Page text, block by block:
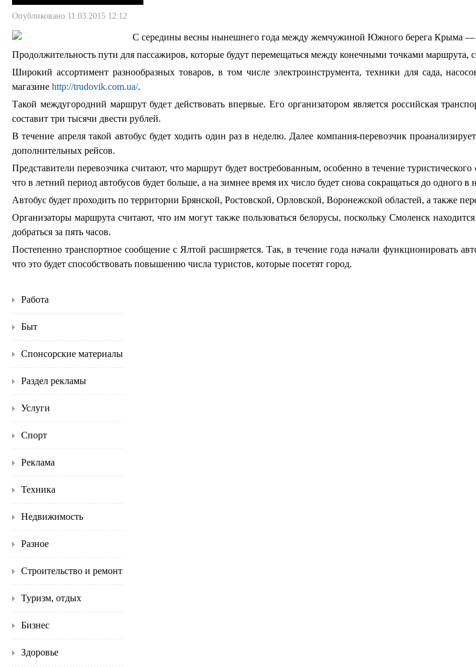
Опубликовано 11.03.2015 12:12
С середины весны нынешнего года между жемчужиной Южного берега Крыма —
Продолжительность пути для пассажиров, которые будут перемещаться между конечными точками маршрута,
Широкий ассортимент разнообразных товаров, в том числе электроинструмента, техники для сада,
магазине http://trudovik.com.ua/.
Такой междугородний маршрут будет действовать впервые. Его организатором является российская
составит три тысячи двести рублей.
В течение апреля такой автобус будет ходить один раз в неделю. Далее компания-перевозчик
дополнительных рейсов.
Представители перевозчика считают, что маршрут будет востребованным, особенно в течение
что в летний период автобусов будет больше, а на зимнее время их число будет снова сокращаться до одного в
Автобус будет проходить по территории Брянской, Ростовской, Орловской, Воронежской областей, а также
Организаторы маршрута считают, что им могут также пользоваться белорусы, поскольку Смоленск
добраться за пять часов.
Постепенно транспортное сообщение с Ялтой расширяется. Так, в течение года начали функционировать
что это будет способствовать повышению числа туристов, которые посетят город.
Работа
Быт
Спонсорские материалы
Раздел рекламы
Услуги
Спорт
Реклама
Техника
Недвижимость
Разное
Строительство и ремонт
Туризм, отдых
Бизнес
Здоровье